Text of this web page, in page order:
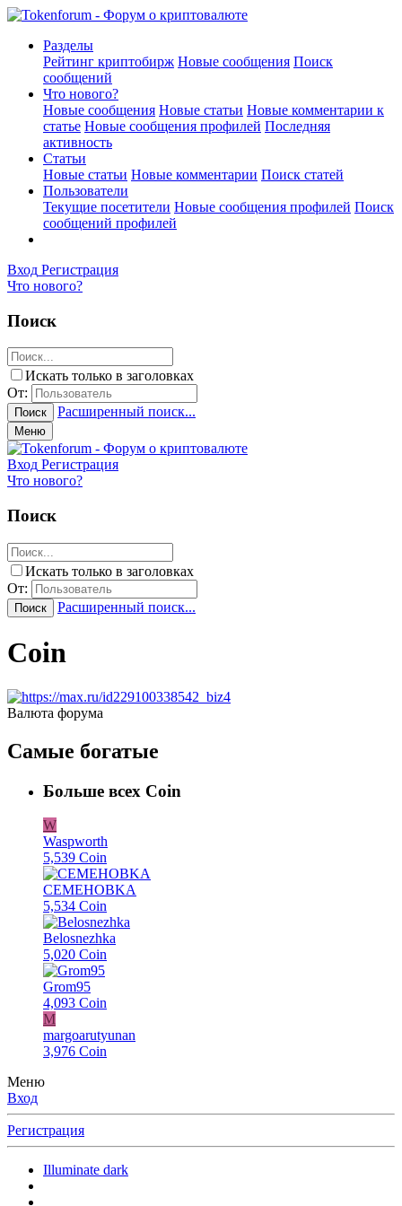
Разделы
Рейтинг криптобирж Новые сообщения Поиск
сообщений
Что нового?
Новые сообщения Новые статьи Новые комментарии к
статье Новые сообщения профилей Последняя
активность
Статьи
Новые статьи Новые комментарии Поиск статей
Пользователи
Текущие посетители Новые сообщения профилей Поиск
сообщений профилей
Вход Регистрация
Что нового?
Поиск
Искать только в заголовках
От:
Поиск Расширенный поиск...
Меню
Вход Регистрация
Что нового?
Поиск
Искать только в заголовках
От:
Поиск Расширенный поиск...
Coin
Валюта форума
Самые богатые
Больше всех Coin
W
Waspworth
5,539 Coin
CEMEHOBKA
5,534 Coin
Belosnezhka
5,020 Coin
Grom95
4,093 Coin
M
margoarutyunan
3,976 Coin
Меню
Вход
Регистрация
Illuminate dark